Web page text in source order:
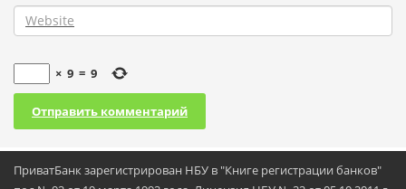
× 9 = 9
ПриватБанк зарегистрирован НБУ в "Книге регистрации банков"